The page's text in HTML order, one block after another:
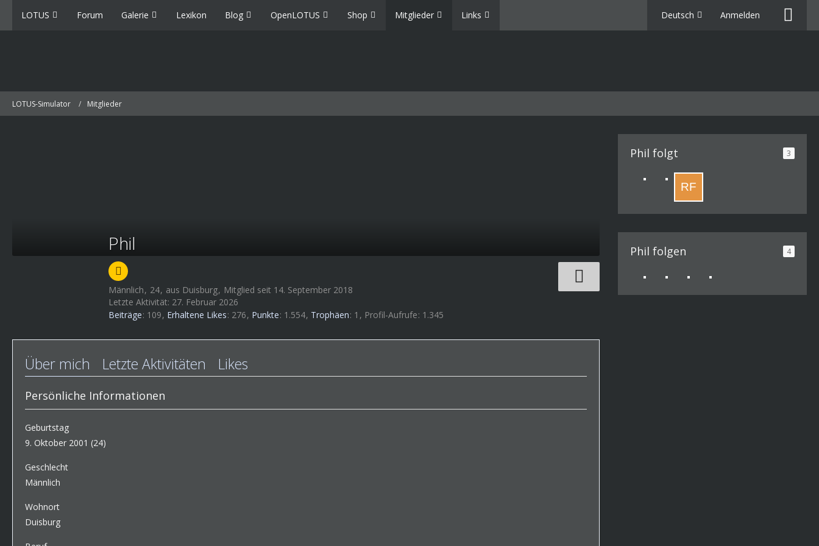
LOTUS Forum Galerie Lexikon Blog OpenLOTUS Shop Mitglieder Links Deutsch Anmelden
LOTUS-Simulator Mitglieder
Phil
Männlich 24 aus Duisburg
Mitglied seit 14. September 2018
Letzte Aktivität: 27. Februar 2026
Beiträge 109 Erhaltene Likes 276 Punkte 1.554 Trophäen 1 Profil-Aufrufe 1.345
Über mich Letzte Aktivitäten Likes
Persönliche Informationen
Geburtstag
9. Oktober 2001 (24)
Geschlecht
Männlich
Wohnort
Duisburg
Phil folgt 3
Phil folgen 4